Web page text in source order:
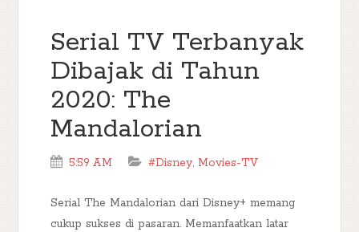
Serial TV Terbanyak
Dibajak di Tahun
2020: The
Mandalorian
5:59 AM #Disney, Movies-TV
Serial The Mandalorian dari Disney+ memang
cukup sukses di pasaran. Memanfaatkan latar